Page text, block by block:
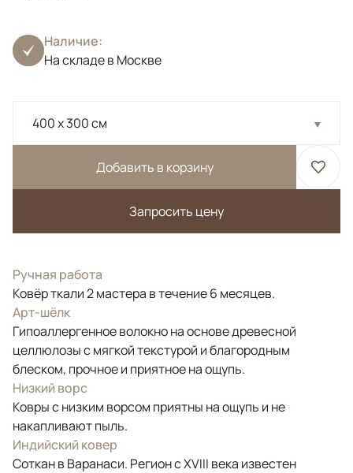
Наличие:
На складе в Москве
400 x 300 см
Добавить в корзину
Запросить цену
Ручная работа
Ковёр ткали 2 мастера в течение 6 месяцев.
Арт-шёлк
Гипоаллергенное волокно на основе древесной
целлюлозы с мягкой текстурой и благородным
блеском, прочное и приятное на ощупь.
Низкий ворс
Ковры с низким ворсом приятны на ощупь и не
накапливают пыль.
Индийский ковер
Соткан в Варанаси. Регион с XVIII века известен